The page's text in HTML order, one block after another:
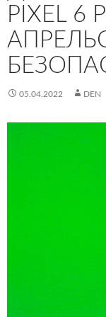
PIXEL 6
05.04.2022 DEN